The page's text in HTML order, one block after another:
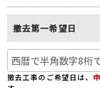
撤去第一希望日
撤去工事のご希望日は、